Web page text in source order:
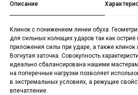
Описание
Клинок с понижением линии обуха.
для сильных колющих ударов так как остриё
приложения силы при ударе, а также клинок
Вогнутая заточка. Совокупность
идеально сбалансирована нашими
на поперечные нагрузки позволяет
в экстремальных условиях, а режущие
впечатление.